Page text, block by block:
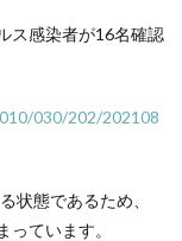
ス感染者が16名確認
030/202/202108
状態であるため、
ています。